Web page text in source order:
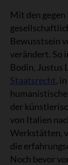
Mit den gegen
Bewusstsein
verändert. So
Bodin, Justus
Staatsrecht,
der
von Italien
Werkstätten,
die
Noch bevor